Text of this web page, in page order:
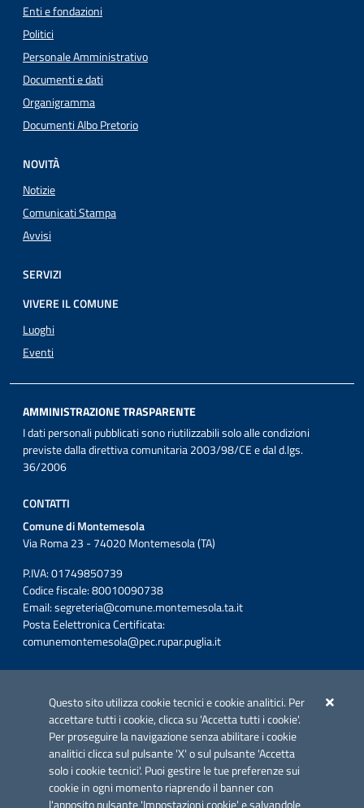
Questo sito utilizza cookie tecnici e cookie analitici. Per
accettare tutti i cookie, clicca su 'Accetta tutti i cookie'.
Per proseguire la navigazione senza abilitare i cookie
analitici clicca sul pulsante 'X' o sul pulsante 'Accetta
solo i cookie tecnici'. Puoi gestire le tue preferenze sui
cookie in ogni momento riaprendo il banner con
Enti e fondazioni
Politici
Personale Amministrativo
Documenti e dati
Organigramma
Documenti Albo Pretorio
NOVITÀ
Notizie
Comunicati Stampa
Avvisi
SERVIZI
VIVERE IL COMUNE
Luoghi
Eventi
AMMINISTRAZIONE TRASPARENTE
I dati personali pubblicati sono riutilizzabili solo alle condizioni
previste dalla direttiva comunitaria 2003/98/CE e dal d.lgs.
36/2006
CONTATTI
Comune di Montemesola
Via Roma 23 - 74020 Montemesola (TA)
P.IVA: 01749850739
Codice fiscale: 80010090738
Email:segreteria@comune.montemesola.ta.it
Posta Eelettronica Certificata:
comunemontemesola@pec.rupar.puglia.it
Azione 2.3.
Link utili